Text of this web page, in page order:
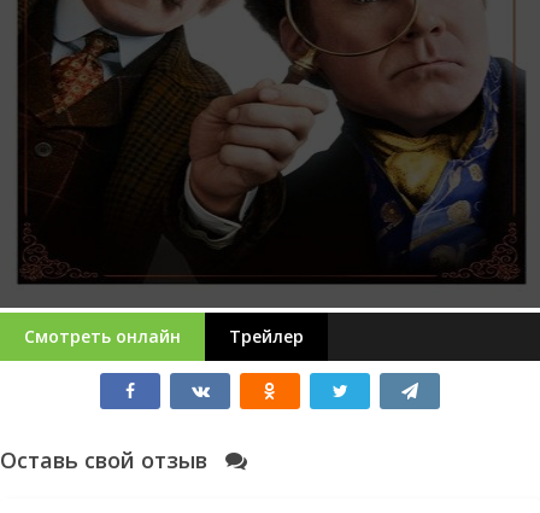
Смотреть онлайн Трейлер
Оставь свой отзыв